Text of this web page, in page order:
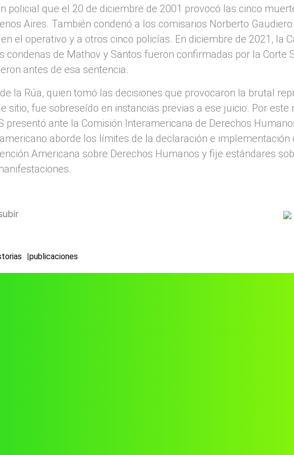
policial que el 20 de diciembre de 2001 provocó las cinco
Aires. También condenó a los comisarios Norberto
el operativo y a otros cinco policías. En diciembre de 2021, la
condenas de Mathov y Santos fueron confirmadas por la Corte
antes de esa sentencia.
la Rúa, quien tomó las decisiones que provocaron la brutal
sitio, fue sobreseído en instancias previas a ese juicio. Por este
presentó ante la Comisión Interamericana de Derechos
aborde los límites de la declaración e implementación
Americana sobre Derechos Humanos y fije estándares
publicaciones